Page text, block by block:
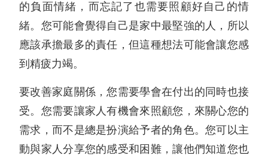
的負面情緒，而忘記了也需要照顧好自己的情
緒。您可能會覺得自己是家中最堅強的人，所以
應該承擔最多的責任，但這種想法可能會讓您感
到精疲力竭。
要改善家庭關係，您需要學會在付出的同時也接
受。您需要讓家人有機會來照顧您，來關心您的
需求，而不是總是扮演給予者的角色。您可以主
動與家人分享您的感受和困難，讓他們知道您也